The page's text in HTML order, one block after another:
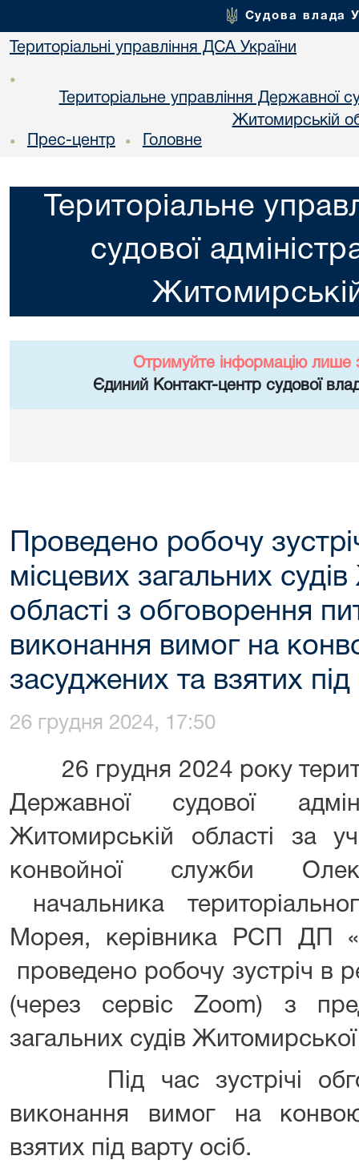
Судова влада
Територіальні управління ДСА України
•
Територіальне управління Державної
Житомирській
• Прес-центр • Головне
Територіальне
судової
Отримуйте інформацію лише
Єдиний Контакт-центр судової
Проведено робочу
місцевих загальних
області з обговорення
виконання вимог на
засуджених та взятих під
26 грудня 2024, 17:50
26 грудня 2024 року
Державної судової
Житомирській області за
конвойної служби
начальника
Морея, керівника РСП ДП
проведено робочу зустріч в
(через сервіс Zoom) з
загальних судів Житомирської
Під час зустрічі
виконання вимог на
взятих під варту осіб.